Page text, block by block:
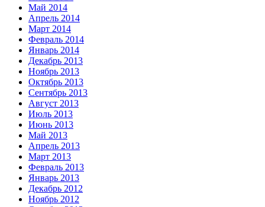
Май 2014
Апрель 2014
Март 2014
Февраль 2014
Январь 2014
Декабрь 2013
Ноябрь 2013
Октябрь 2013
Сентябрь 2013
Август 2013
Июль 2013
Июнь 2013
Май 2013
Апрель 2013
Март 2013
Февраль 2013
Январь 2013
Декабрь 2012
Ноябрь 2012